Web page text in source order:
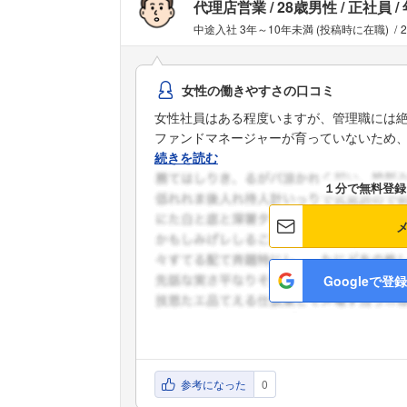
代理店営業 28歳男性 正社員
中途入社 3年～10年未満 (投稿時に在職)
女性の働きやすさの口コミ
女性社員はある程度いますが、管理職には
ファンドマネージャーが育っていないため
続きを読む
１分で無料登
Googleで登録
参考になった 0